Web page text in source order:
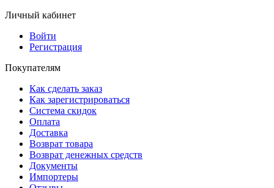
Личный кабинет
Войти
Регистрация
Покупателям
Как сделать заказ
Как зарегистрироваться
Система скидок
Оплата
Доставка
Возврат товара
Возврат денежных средств
Документы
Импортеры